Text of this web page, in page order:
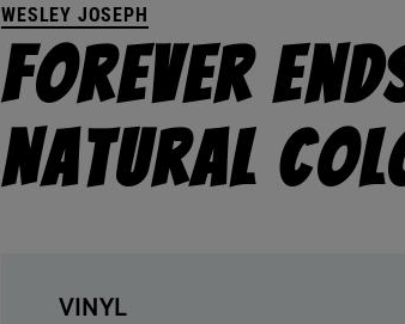
WESLEY JOSEPH
Forever
Natural
VINYL